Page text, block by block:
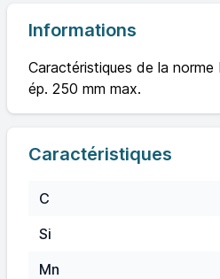
Informations
Caractéristiques de la
ép. 250 mm max.
Caractéristiques
C
Si
Mn